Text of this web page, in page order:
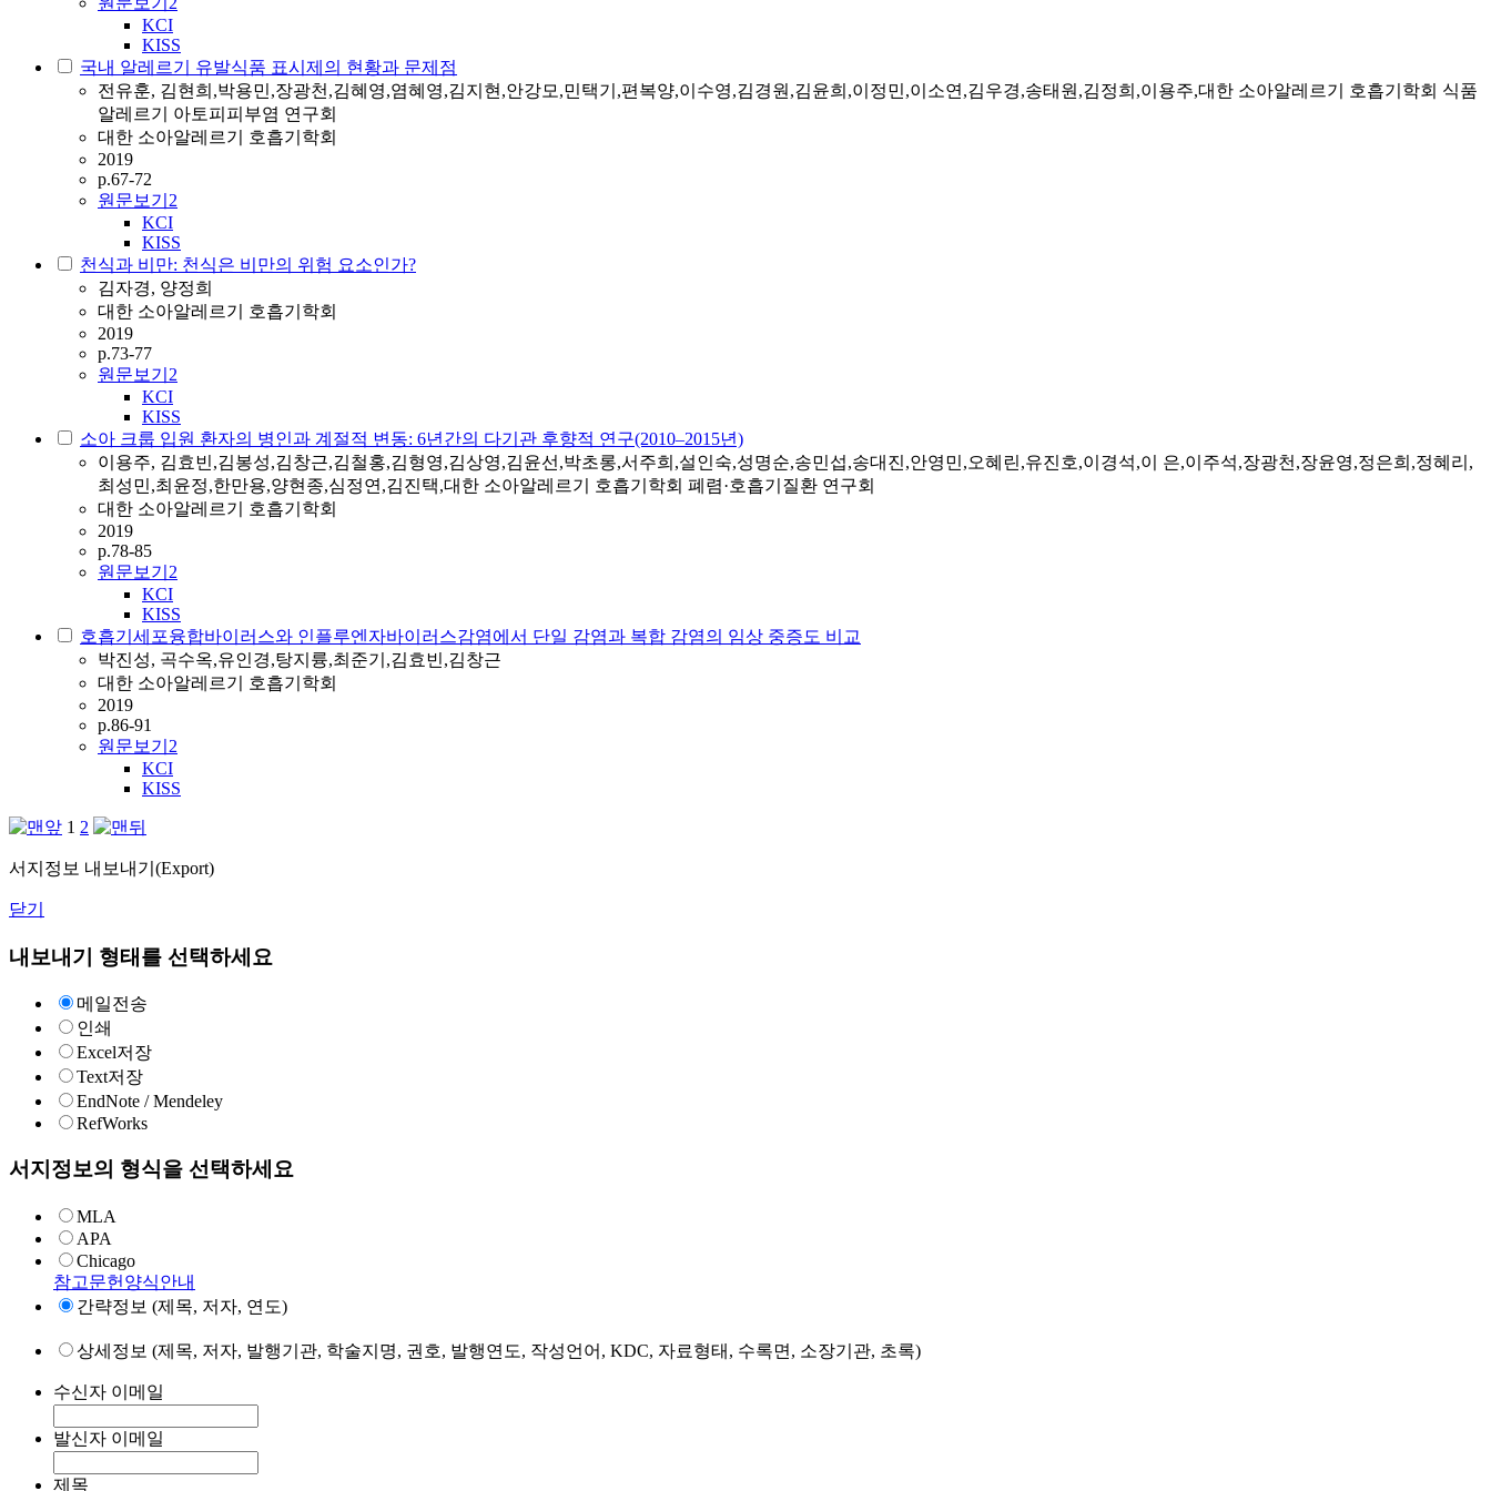
KCI
KISS
국내 알레르기 유발식품 표시제의 현황과 문제점
전유훈, 김현희,박용민,장광천,김혜영,염혜영,김지현,안강모,민택기,편복양,이수영,김경원,김윤희,이정민,이소연,김우경,송태원,김정희,이용주,대한 소아알레르기 호흡기학회 식품
알레르기 아토피피부염 연구회
대한 소아알레르기 호흡기학회
2019
p.67-72
원문보기 2
KCI
KISS
천식과 비만: 천식은 비만의 위험 요소인가?
김자경, 양정희
대한 소아알레르기 호흡기학회
2019
p.73-77
원문보기 2
KCI
KISS
소아 크룹 입원 환자의 병인과 계절적 변동: 6년간의 다기관 후향적 연구(2010–2015년)
이용주, 김효빈,김봉성,김창근,김철홍,김형영,김상영,김윤선,박초롱,서주희,설인숙,성명순,송민섭,송대진,안영민,오혜린,유진호,이경석,이 은,이주석,장광천,장윤영,정은희,정혜리,
최성민,최윤정,한만용,양현종,심정연,김진택,대한 소아알레르기 호흡기학회 폐렴·호흡기질환 연구회
대한 소아알레르기 호흡기학회
2019
p.78-85
원문보기 2
KCI
KISS
호흡기세포융합바이러스와 인플루엔자바이러스감염에서 단일 감염과 복합 감염의 임상 중증도 비교
박진성, 곡수옥,유인경,탕지륭,최준기,김효빈,김창근
대한 소아알레르기 호흡기학회
2019
p.86-91
원문보기 2
KCI
KISS
1 2
서지정보 내보내기(Export)
닫기
내보내기 형태를 선택하세요
메일전송
인쇄
Excel저장
Text저장
EndNote / Mendeley
RefWorks
서지정보의 형식을 선택하세요
MLA
APA
Chicago
참고문헌양식안내
간략정보 (제목, 저자, 연도)
상세정보 (제목, 저자, 발행기관, 학술지명, 권호, 발행연도, 작성언어, KDC, 자료형태, 수록면, 소장기관, 초록)
수신자 이메일
발신자 이메일
제목